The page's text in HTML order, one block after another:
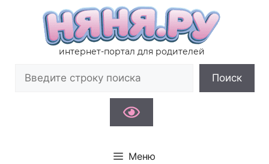
содержимому
интернет-портал для родителей
Поиск
Меню